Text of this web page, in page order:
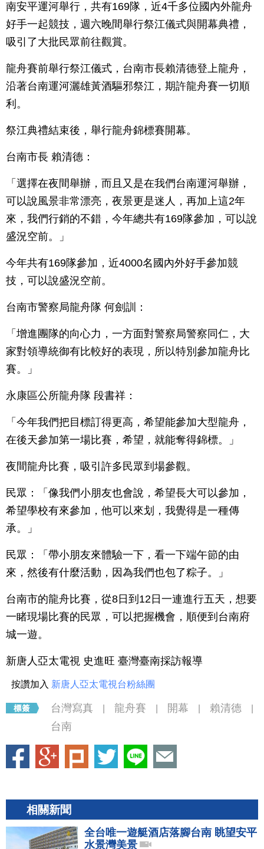
南安平運河舉行，共有169隊，近4千多位國內外龍舟
好手一起競技，週六晚間舉行祭江儀式與開幕典禮，
吸引了大批民眾前往觀賞。
龍舟賽前舉行祭江儀式，台南市長賴清德登上龍舟，
沿著台南運河灑雄黃酒驅邪祭江，期許龍舟賽一切順
利。
祭江典禮結束後，舉行龍舟錦標賽開幕。
台南市長 賴清德：
「選擇在夜間舉辦，而且又是在我們台南運河舉辦，
可以說風景非常漂亮，夜景更是迷人，再加上這2年
來，我們行銷的不錯，今年總共有169隊參加，可以說
盛況空前。」
今年共有169隊參加，近4000名國內外好手參加競
技，可以說盛況空前。
台南市警察局龍舟隊 何劍訓：
「增進團隊的向心力，一方面對警察局警察同仁，大
家對領導統御有比較好的表現，所以特別參加龍舟比
賽。」
永康區公所龍舟隊 段書祥：
「今年我們把目標訂得更高，希望能參加大型龍舟，
在後天參加第一場比賽，希望，就能奪得錦標。」
夜間龍舟比賽，吸引許多民眾到場參觀。
民眾：「像我們小朋友也會說，希望長大可以參加，
希望學校有來參加，他可以來划，我覺得是一種傳
承。」
民眾：「帶小朋友來體驗一下，看一下端午節的由
來，然後有什麼活動，因為我們也包了粽子。」
台南市的龍舟比賽，從8日到12日一連進行五天，想要
一睹現場比賽的民眾，可以把握機會，順便到台南府
城一遊。
新唐人亞太電視 史進旺 臺灣臺南採訪報導
按讚加入 新唐人亞太電視台粉絲團
台灣寫真 龍舟賽 開幕 賴清德
台南
相關新聞
全台唯一遊艇酒店落腳台南 眺望安平
水景灣美景